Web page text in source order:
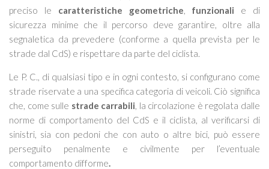
preciso le caratteristiche geometriche, funzionali e di
sicurezza minime che il percorso deve garantire, oltre alla
segnaletica da prevedere (conforme a quella prevista per le
strade dal CdS) e rispettare da parte del ciclista.
Le P. C., di qualsiasi tipo e in ogni contesto, si configurano come
strade riservate a una specifica categoria di veicoli. Ciò significa
che, come sulle strade carrabili, la circolazione è regolata dalle
norme di comportamento del CdS e il ciclista, al verificarsi di
sinistri, sia con pedoni che con auto o altre bici, può essere
perseguito penalmente e civilmente per l’eventuale
comportamento difforme.